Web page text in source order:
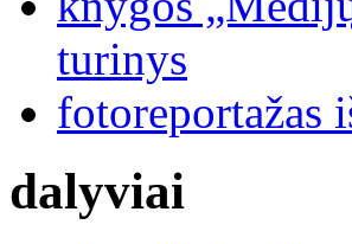
turinys
fotoreportažas
dalyviai